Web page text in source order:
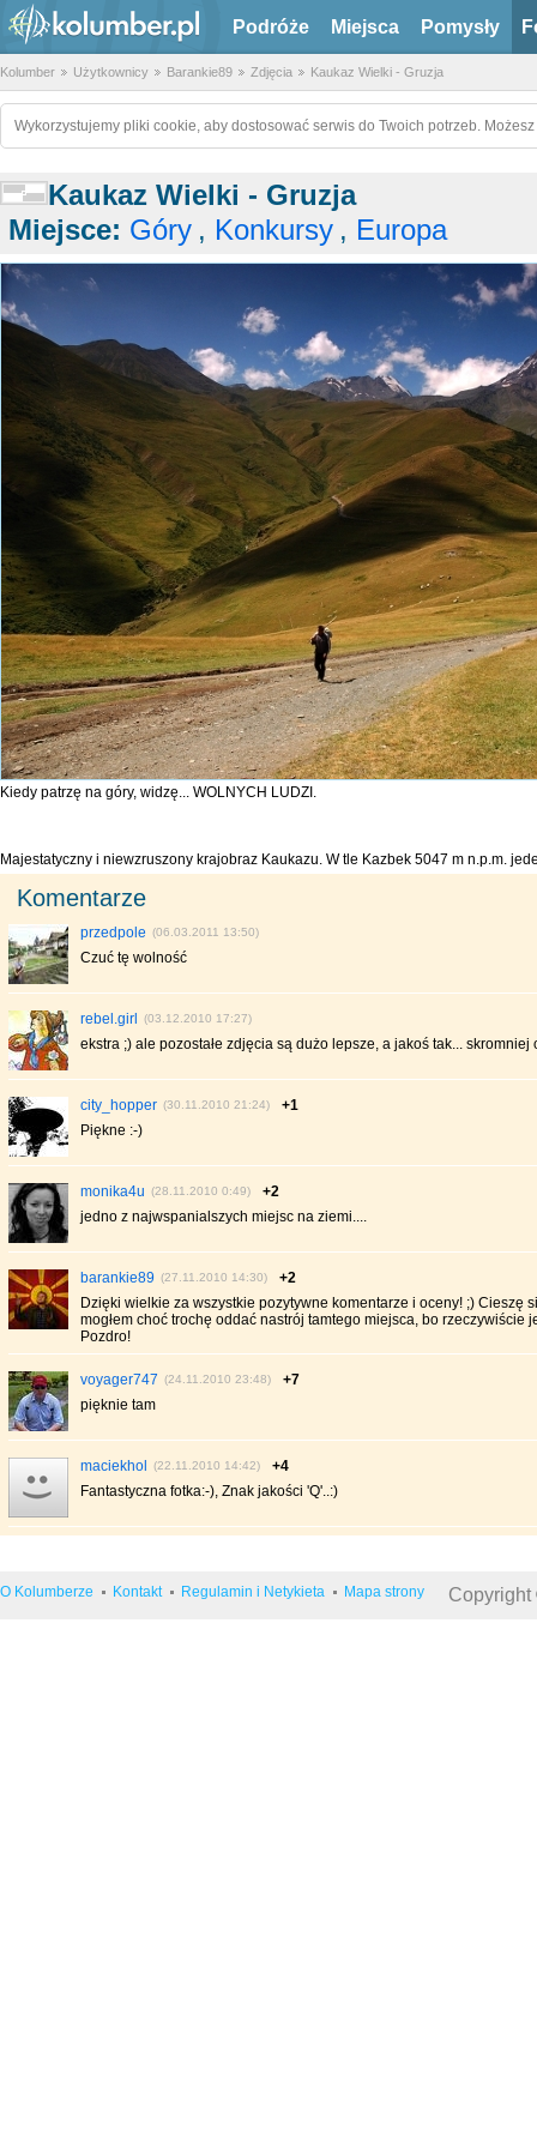
Podróże Miejsca Pomysły
Kolumber Użytkownicy Barankie89 Zdjęcia Kaukaz Wielki - Gruzja
Wykorzystujemy pliki cookie, aby dostosować serwis do Twoich potrzeb.
Kaukaz Wielki - Gruzja
Miejsce: Góry , Konkursy , Europa
Kiedy patrzę na góry, widzę... WOLNYCH LUDZI.
Majestatyczny i niewzruszony krajobraz Kaukazu. W tle Kazbek 5047 m n.p.m.
Komentarze
przedpole (06.03.2011 13:50)
Czuć tę wolność
rebel.girl (03.12.2010 17:27)
ekstra ;) ale pozostałe zdjęcia są dużo lepsze, a jakoś tak... skromniej
city_hopper (30.11.2010 21:24)
+1
Piękne :-)
monika4u (28.11.2010 0:49)
+2
jedno z najwspanialszych miejsc na ziemi....
barankie89 (27.11.2010 14:30)
+2
Dzięki wielkie za wszystkie pozytywne komentarze i oceny! ;) Cieszę
mogłem choć trochę oddać nastrój tamtego miejsca, bo rzeczywiście
Pozdro!
voyager747 (24.11.2010 23:48)
+7
pięknie tam
maciekhol (22.11.2010 14:42)
+4
Fantastyczna fotka:-), Znak jakości 'Q'..:)
O Kolumberze Kontakt Regulamin i Netykieta Mapa strony